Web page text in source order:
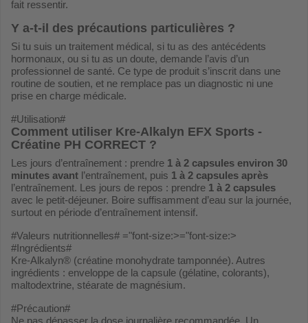
fait ressentir.
Y a-t-il des précautions particulières ?
Si tu suis un traitement médical, si tu as des antécédents
hormonaux, ou si tu as un doute, demande l’avis d’un
professionnel de santé. Ce type de produit s’inscrit dans une
routine de soutien, et ne remplace pas un diagnostic ni une
prise en charge médicale.
#Utilisation#
Comment utiliser Kre-Alkalyn EFX Sports -
Créatine PH CORRECT ?
Les jours d’entraînement : prendre 1 à 2 capsules environ 30
minutes avant l’entraînement, puis 1 à 2 capsules après
l’entraînement. Les jours de repos : prendre 1 à 2 capsules
avec le petit-déjeuner. Boire suffisamment d’eau sur la journée,
surtout en période d’entraînement intensif.
#Valeurs nutritionnelles# ="font-size:>="font-size:>
#Ingrédients#
Kre-Alkalyn® (créatine monohydrate tamponnée). Autres
ingrédients : enveloppe de la capsule (gélatine, colorants),
maltodextrine, stéarate de magnésium.
#Précaution#